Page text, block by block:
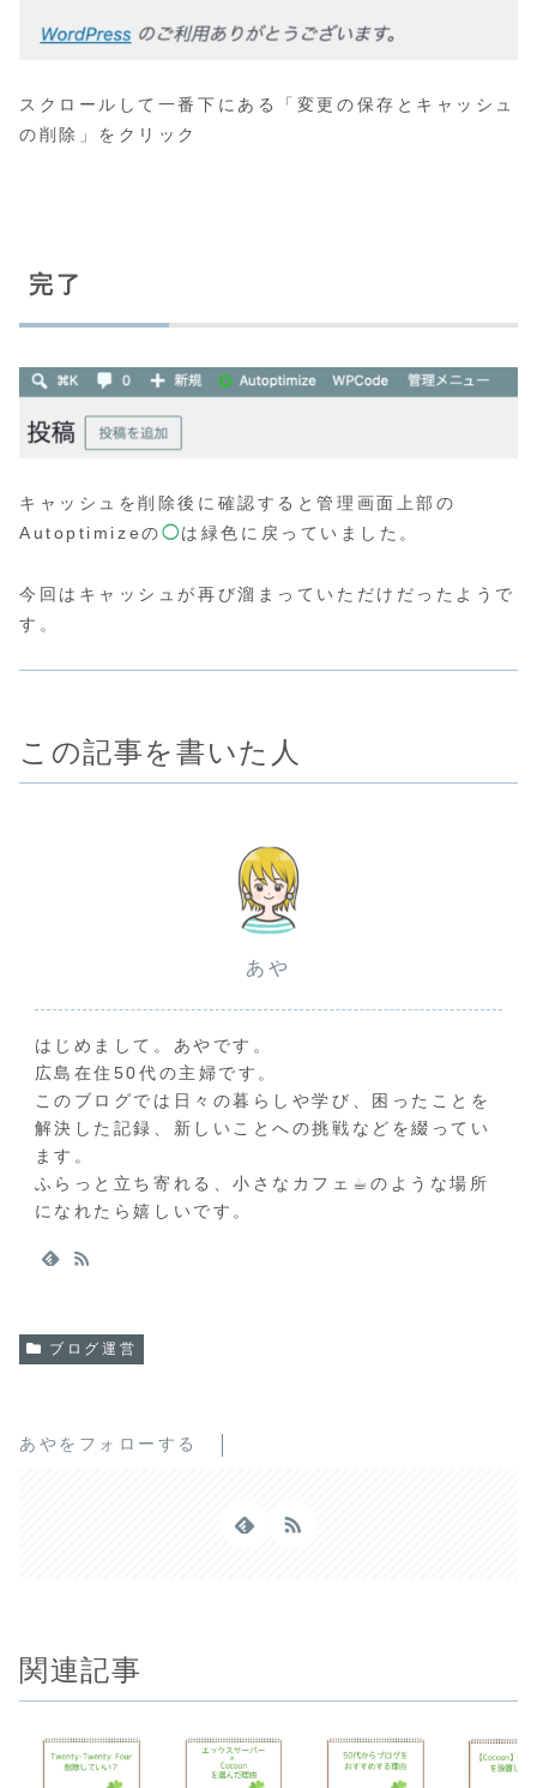
スクロールして一番下にある「変更の保存とキャッシュ
の削除」をクリック
完了
キャッシュを削除後に確認すると管理画面上部の
Autoptimizeの◯は緑色に戻っていました。
今回はキャッシュが再び溜まっていただけだったようで
す。
この記事を書いた人
あや
はじめまして。あやです。
広島在住50代の主婦です。
このブログでは日々の暮らしや学び、困ったことを
解決した記録、新しいことへの挑戦などを綴ってい
ます。
ふらっと立ち寄れる、小さなカフェ☕︎のような場所
になれたら嬉しいです。
ブログ運営
あやをフォローする
関連記事